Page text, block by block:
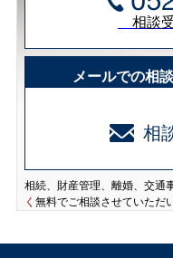
相談受
メールでの相
相
相続、財産管理、離婚、交通
く無料でご相談させていただ